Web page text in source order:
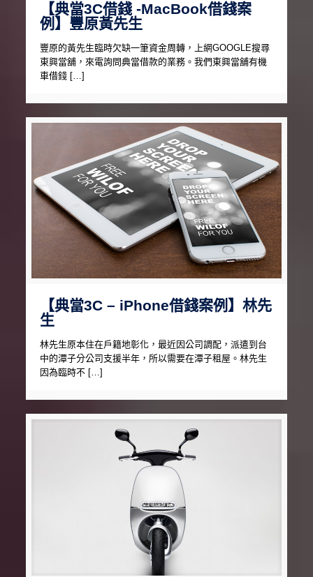
【典當3C借錢 -MacBook借錢案
例】豐原黃先生
豐原的黃先生臨時欠缺一筆資金周轉，上網GOOGLE搜尋
東興當舖，來電詢問典當借款的業務。我們東興當舖有機
車借錢 […]
【典當3C – iPhone借錢案例】林先
生
林先生原本住在戶籍地彰化，最近因公司調配，派遣到台
中的潭子分公司支援半年，所以需要在潭子租屋。林先生
因為臨時不 […]